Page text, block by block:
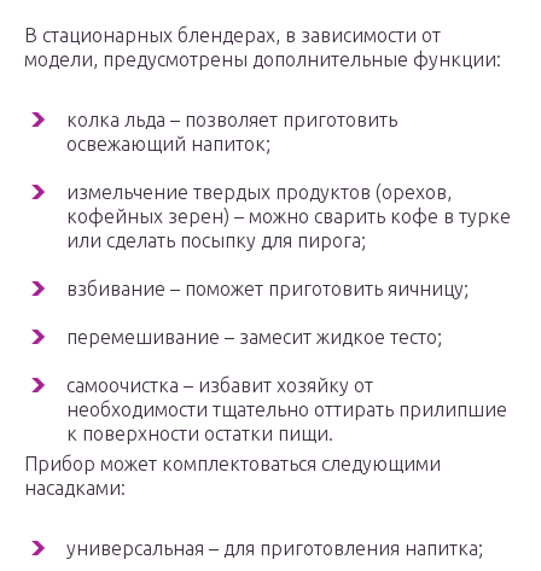
В стационарных блендерах, в зависимости от
модели, предусмотрены дополнительные функции:
колка льда – позволяет приготовить
освежающий напиток;
измельчение твердых продуктов (орехов,
кофейных зерен) – можно сварить кофе в турке
или сделать посыпку для пирога;
взбивание – поможет приготовить яичницу;
перемешивание – замесит жидкое тесто;
самоочистка – избавит хозяйку от
необходимости тщательно оттирать прилипшие
к поверхности остатки пищи.
Прибор может комплектоваться следующими
насадками:
универсальная – для приготовления напитка;